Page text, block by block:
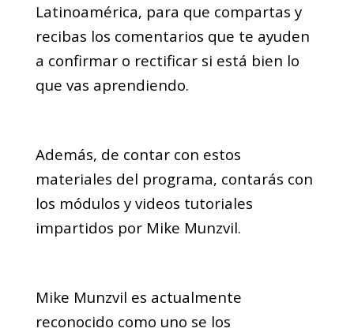
Latinoamérica, para que compartas y
recibas los comentarios que te ayuden
a confirmar o rectificar si está bien lo
que vas aprendiendo.
Además, de contar con estos
materiales del programa, contarás con
los módulos y videos tutoriales
impartidos por Mike Munzvil.
Mike Munzvil es actualmente
reconocido como uno se los